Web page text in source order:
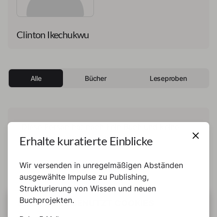
Clinton Ikechukwu
Alle Bücher Leseproben
Leseprobe veröffentlicht.
DIESE SEITE BENUTZT COOKIES
Erhalte kuratierte Einblicke
Wir versenden in unregelmäßigen Abständen
ausgewählte Impulse zu Publishing,
Strukturierung von Wissen und neuen
Buchprojekten.